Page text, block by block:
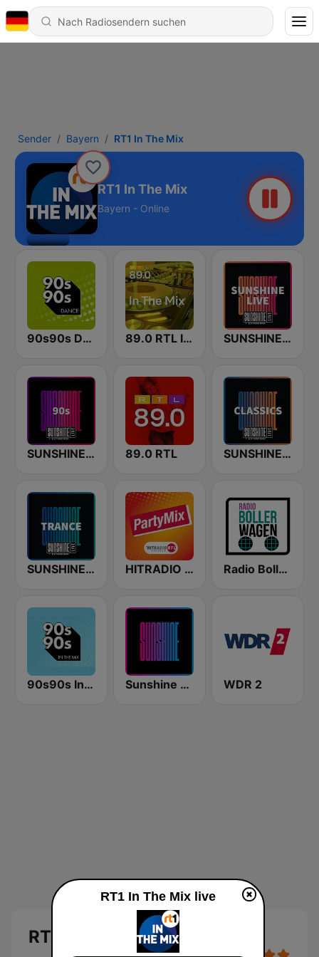
Sender Bayern RT1 In The Mix
RT1 In The Mix
Bayern - Online
90s90s Dance 89.0 RTL In The Mix SUNSHINE LIVE
SUNSHINE LIVE - 90s 89.0 RTL SUNSHINE LIVE - Classics
SUNSHINE LIVE - Trance HITRADIO RTL PartyMix Radio Bollerwagen
90s90s In the Mix Sunshine - Eurodance WDR 2
RT1 In The Mix Live
RT1 In The Mix live